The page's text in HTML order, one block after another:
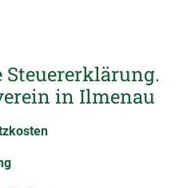
in Ilmenau